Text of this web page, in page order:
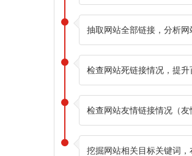
抽取网站全部链接，分析
检查网站死链接情况，提
检查网站友情链接情况（
挖掘网站相关目标关键词